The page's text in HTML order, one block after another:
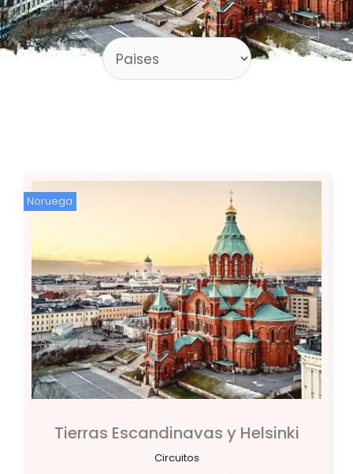
Noruega
Tierras Escandinavas y Helsinki
Circuitos